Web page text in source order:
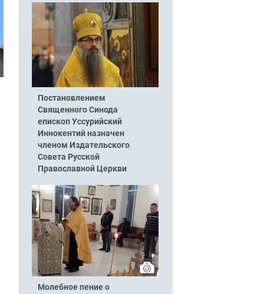
Постановлением
Священного Синода
епископ Уссурийский
Иннокентий назначен
членом Издательского
Совета Русской
Православной Церкви
Молебное пение о